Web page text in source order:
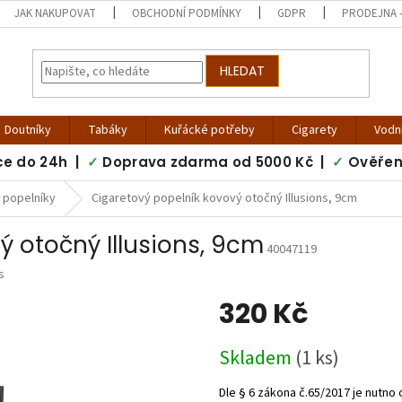
JAK NAKUPOVAT OBCHODNÍ PODMÍNKY GDPR PRODEJNA
HLEDAT
Doutníky Tabáky Kuřácké potřeby Cigarety
do 24h | ✓ Doprava zdarma od 5000 Kč | ✓
Cigaretový popelník kovový otočný Illusions, 9cm
otočný Illusions, 9cm 40047119
320 Kč
cena:
Skladem (1 ks)